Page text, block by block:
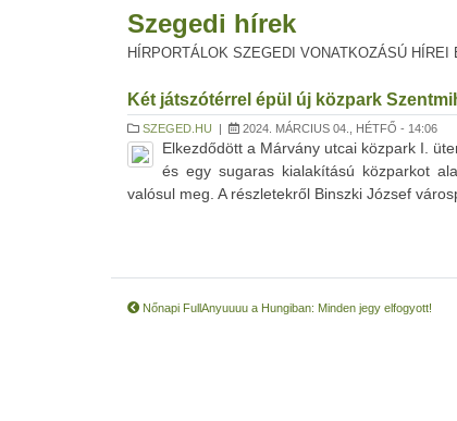
Szegedi hírek
HÍRPORTÁLOK SZEGEDI VONATKOZÁSÚ HÍREI
Két játszótérrel épül új közpark
SZEGED.HU | 2024. MÁRCIUS 04., HÉTFŐ - 14:06
Elkezdődött a Márvány utcai közpark I.
és egy sugaras kialakítású közparkot
valósul meg. A részletekről Binszki József
Nőnapi FullAnyuuuu a Hungiban: Minden jegy elfogyott!